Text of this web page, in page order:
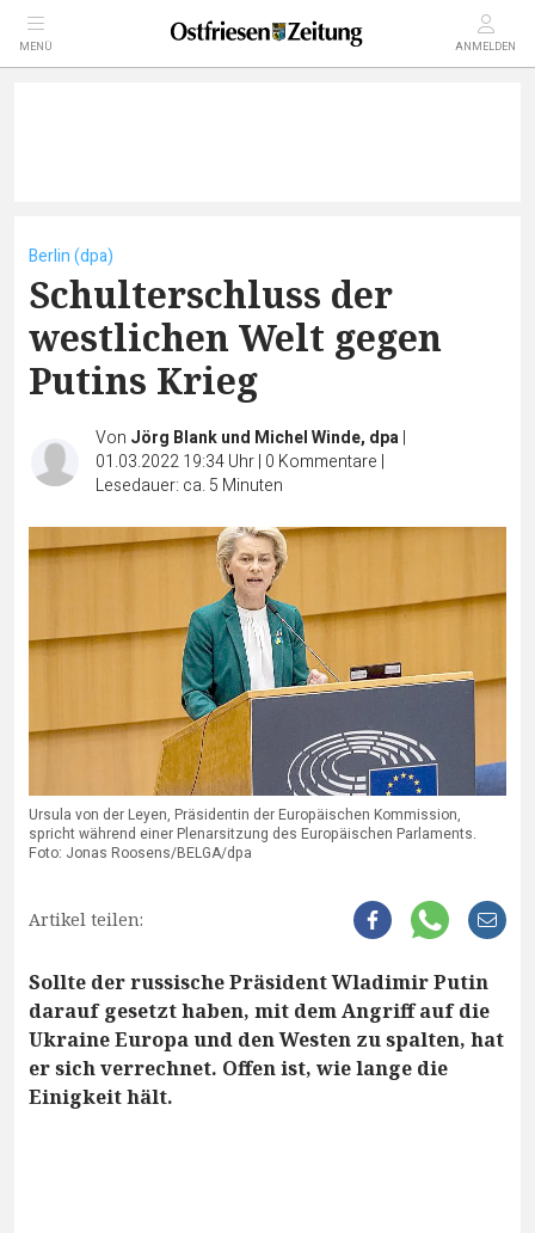
MENÜ ANMELDEN
Berlin (dpa)
Schulterschluss der
westlichen Welt gegen
Putins Krieg
Von Jörg Blank und Michel Winde, dpa|
01.03.2022 19:34 Uhr| 0 Kommentare |
Lesedauer: ca. 5 Minuten
Ursula von der Leyen, Präsidentin der Europäischen Kommission,
spricht während einer Plenarsitzung des Europäischen Parlaments.
Foto: Jonas Roosens/BELGA/dpa
Artikel teilen:
Sollte der russische Präsident Wladimir Putin
darauf gesetzt haben, mit dem Angriff auf die
Ukraine Europa und den Westen zu spalten, hat
er sich verrechnet. Offen ist, wie lange die
Einigkeit hält.